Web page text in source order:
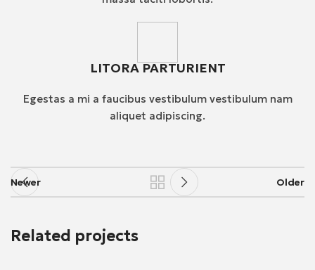
LITORA PARTURIENT
Egestas a mi a faucibus vestibulum vestibulum nam
aliquet adipiscing.
Newer Older
Related projects